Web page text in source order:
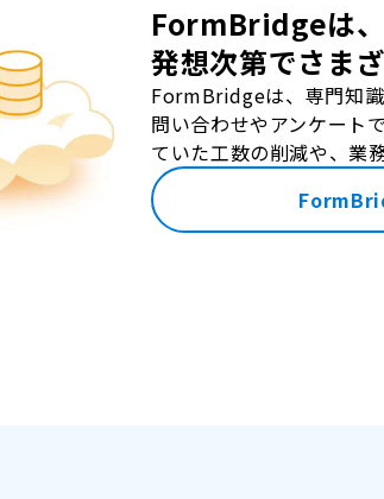
FormBridgeは、
発想次第でさま
FormBridgeは、専門知
問い合わせやアンケート
ていた工数の削減や、業